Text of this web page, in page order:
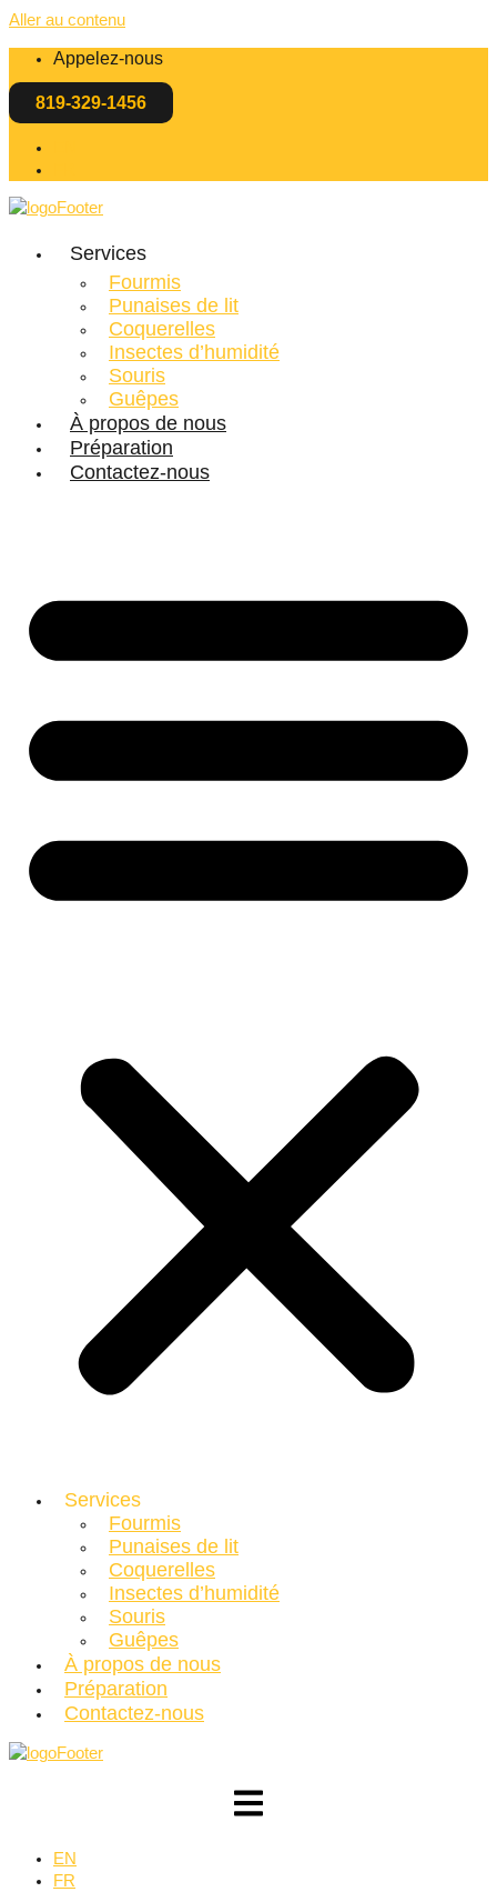
Aller au contenu
Appelez-nous
819-329-1456
Services
Fourmis
Punaises de lit
Coquerelles
Insectes d’humidité
Souris
Guêpes
À propos de nous
Préparation
Contactez-nous
Services
Fourmis
Punaises de lit
Coquerelles
Insectes d’humidité
Souris
Guêpes
À propos de nous
Préparation
Contactez-nous
EN
FR